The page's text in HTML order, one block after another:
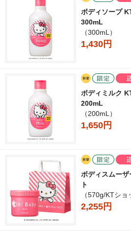
ボディソープ
300mL
（300mL）
1,430円
ボディミルク
200mL
（200mL）
1,650円
ボディスムー
ト
（570g/KTショ
2,255円